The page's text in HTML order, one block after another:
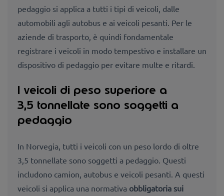
pedaggio si applica a tutti i tipi di veicoli, dalle
automobili agli autobus e ai veicoli pesanti. Per le
aziende di trasporto, è quindi fondamentale
registrare i veicoli in modo tempestivo e installare un
dispositivo di pedaggio per evitare multe e ritardi.
I veicoli di peso superiore a
3,5 tonnellate sono soggetti a
pedaggio
In Norvegia, tutti i veicoli con un peso lordo di oltre
3,5 tonnellate sono soggetti a pedaggio. Questi
includono camion, autobus e veicoli pesanti. A questi
veicoli si applica una normativa obbligatoria sui